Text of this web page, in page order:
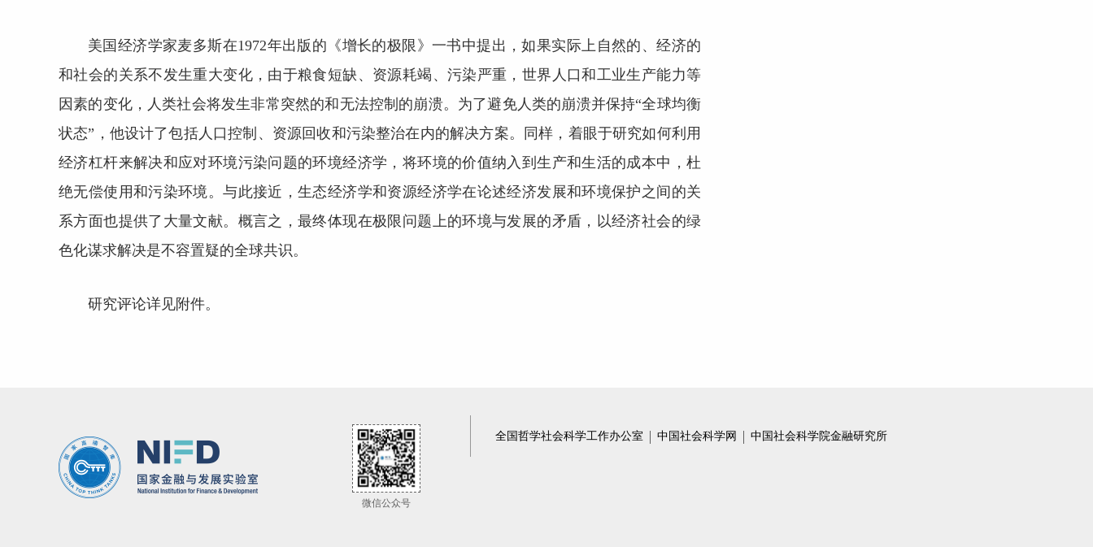
美国经济学家麦多斯在1972年出版的《增长的极限》一书中提出，如果实际上自然的、经济的
和社会的关系不发生重大变化，由于粮食短缺、资源耗竭、污染严重，世界人口和工业生产能力等
因素的变化，人类社会将发生非常突然的和无法控制的崩溃。为了避免人类的崩溃并保持“全球均衡
状态”，他设计了包括人口控制、资源回收和污染整治在内的解决方案。同样，着眼于研究如何利用
经济杠杆来解决和应对环境污染问题的环境经济学，将环境的价值纳入到生产和生活的成本中，杜
绝无偿使用和污染环境。与此接近，生态经济学和资源经济学在论述经济发展和环境保护之间的关
系方面也提供了大量文献。概言之，最终体现在极限问题上的环境与发展的矛盾，以经济社会的绿
色化谋求解决是不容置疑的全球共识。
研究评论详见附件。
微信公众号
全国哲学社会科学工作办公室 中国社会科学网 中国社会科学院金融研究所